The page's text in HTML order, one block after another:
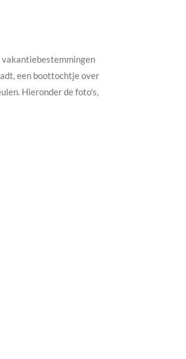
vakantiebestemmingen
een boottochtje over
Hieronder de foto's,